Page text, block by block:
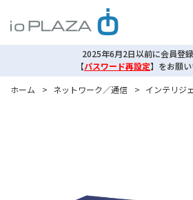
2025年6月2日以前に会員登
【パスワード再設定】 をお願
ホーム
> ネットワーク／通信 > インテリジ